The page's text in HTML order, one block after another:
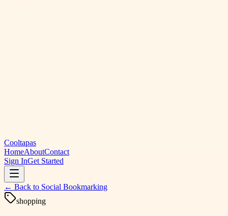
Cooltapas
HomeAboutContact
Sign InGet Started
← Back to Social Bookmarking
shopping